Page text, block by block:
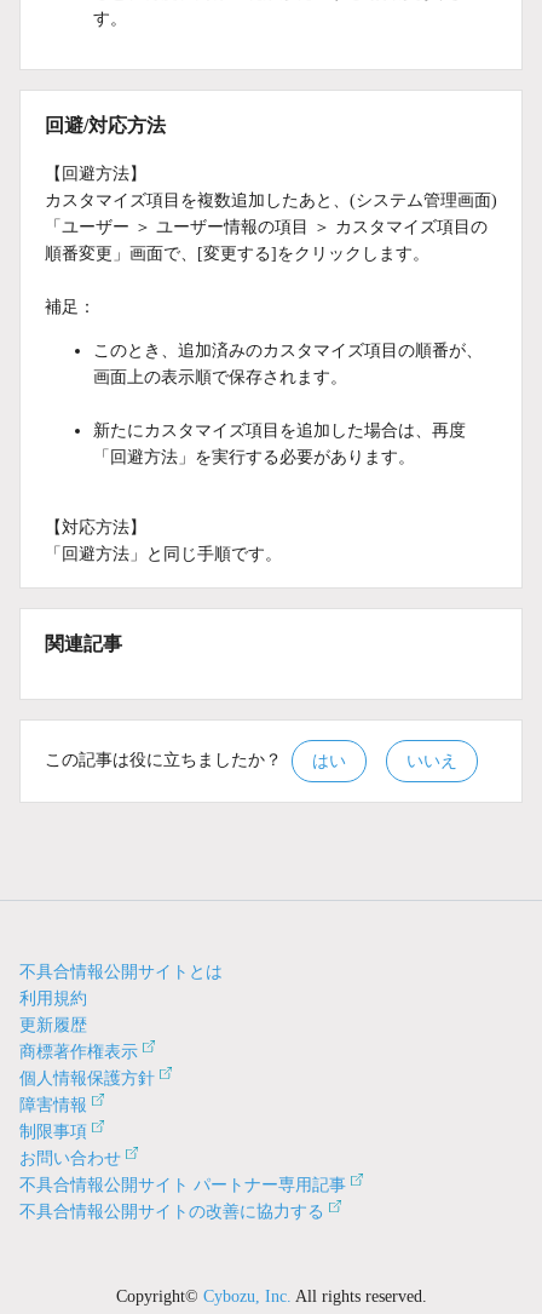
す。
回避/対応方法
【回避方法】
カスタマイズ項目を複数追加したあと、(システム管理画面)
「ユーザー ＞ ユーザー情報の項目 ＞ カスタマイズ項目の
順番変更」画面で、[変更する]をクリックします。
補足：
このとき、追加済みのカスタマイズ項目の順番が、
画面上の表示順で保存されます。
新たにカスタマイズ項目を追加した場合は、再度
「回避方法」を実行する必要があります。
【対応方法】
「回避方法」と同じ手順です。
関連記事
この記事は役に立ちましたか？ はい いいえ
不具合情報公開サイトとは
利用規約
更新履歴
商標著作権表示
個人情報保護方針
障害情報
制限事項
お問い合わせ
不具合情報公開サイト パートナー専用記事
不具合情報公開サイトの改善に協力する
Copyright© Cybozu, Inc. All rights reserved.